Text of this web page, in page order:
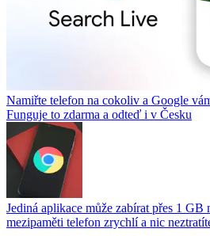
Namiřte telefon na cokoliv a Google
Funguje to zdarma a odteď i v Česku
Jediná aplikace může zabírat přes 1 GB
mezipaměti telefon zrychlí a nic